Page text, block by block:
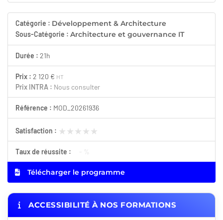
Catégorie : Développement & Architecture
Sous-Catégorie : Architecture et gouvernance IT
Durée : 21h
Prix : 2 120 € HT
Prix INTRA : Nous consulter
Référence : MOD_20261936
Satisfaction : ★★★★★
★★★★★
Taux de réussite : - %
Télécharger le programme
ACCESSIBILITÉ À NOS FORMATIONS